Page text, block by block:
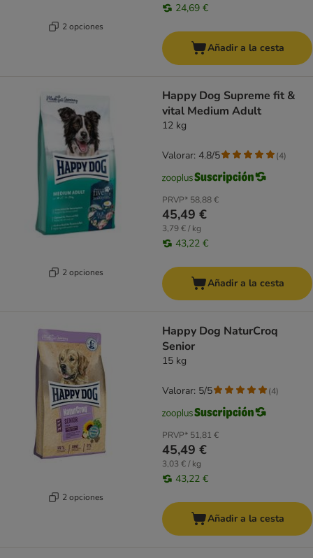
2 opciones
24,69 €
Añadir a la cesta
2 opciones
Happy Dog Supreme fit &
vital Medium Adult
12 kg
PRVP* 58,88 €
45,49 €
3,79 € / kg
43,22 €
Valorar: 4.8/5 (4)
Añadir a la cesta
2 opciones
Happy Dog NaturCroq
Senior
15 kg
PRVP* 51,81 €
45,49 €
3,03 € / kg
43,22 €
Valorar: 5/5 (4)
Añadir a la cesta